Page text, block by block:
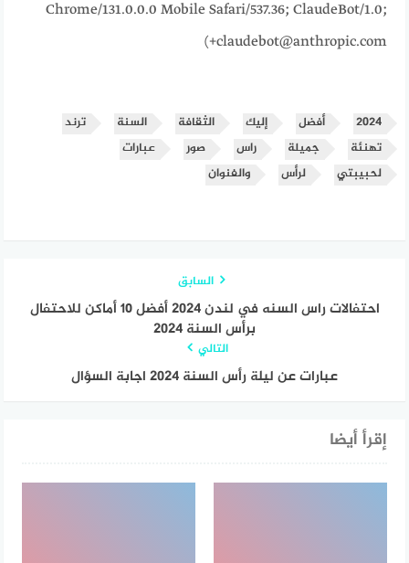
Chrome/131.0.0.0 Mobile Safari/537.36; ClaudeBot/1.0;
+claudebot@anthropic.com)
2024 أفضل إليك الثقافة السنة
ترند
تهنئة
جميلة راس صور
عبارات
لحبيبتي
لرأس والفنوان
السابق
احتفالات راس السنه في لندن 2024 أفضل ١٠ أماكن للاحتفال
برأس السنة 2024
التالي
عبارات عن ليلة رأس السنة 2024 اجابة السؤال
إقرأ أيضا